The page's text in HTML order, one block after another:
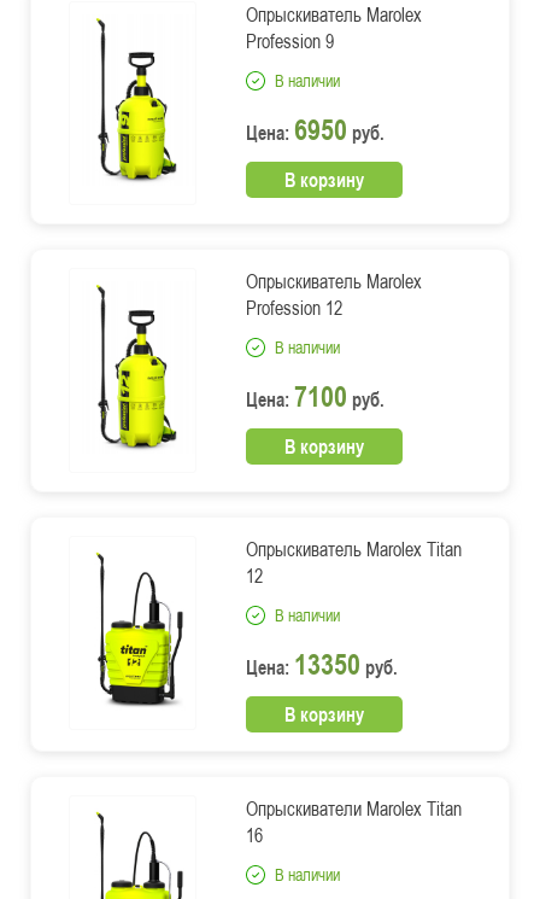
Опрыскиватель Marolex
Profession 9
В наличии
Цена: 6950 руб.
В корзину
Опрыскиватель Marolex
Profession 12
В наличии
Цена: 7100 руб.
В корзину
Опрыскиватель Marolex Titan
12
В наличии
Цена: 13350 руб.
В корзину
Опрыскиватели Marolex Titan
16
В наличии